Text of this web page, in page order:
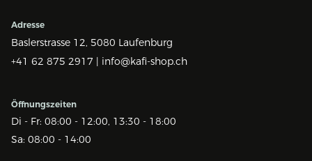
Adresse
Baslerstrasse 12, 5080 Laufenburg
+41 62 875 2917 | info@kafi-shop.ch
Öffnungszeiten
Di - Fr: 08:00 - 12:00, 13:30 - 18:00
Sa: 08:00 - 14:00